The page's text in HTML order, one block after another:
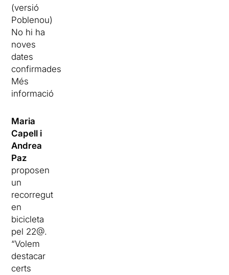
(versió
Poblenou)
No hi ha
noves
dates
confirmades
Més
informació
Maria
Capell i
Andrea
Paz
proposen
un
recorregut
en
bicicleta
pel 22@.
“Volem
destacar
certs